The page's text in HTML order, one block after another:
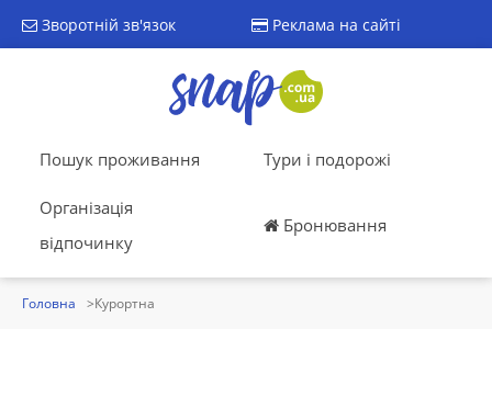
Зворотній зв'язок Реклама на сайті
Пошук проживання Тури і подорожі
Організація
відпочинку
Бронювання
Головна Курортна